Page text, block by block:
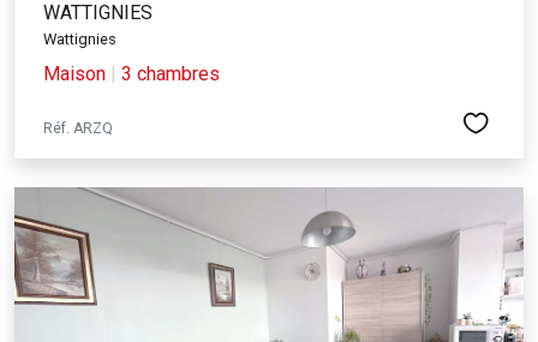
WATTIGNIES
Wattignies
Maison | 3 chambres
Réf. ARZQ